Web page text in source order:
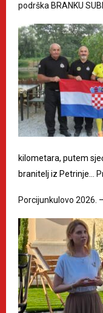
podrška BRANKU
kilometara, putem
branitelj iz Petrinje…
Porcijunkulovo 2026.